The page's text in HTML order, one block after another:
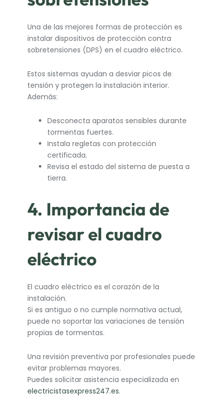
Una de las mejores formas de protección es
instalar dispositivos de protección contra
sobretensiones (DPS) en el cuadro eléctrico.
Estos sistemas ayudan a desviar picos de
tensión y protegen la instalación interior.
Además:
Desconecta aparatos sensibles durante
tormentas fuertes.
Instala regletas con protección
certificada.
Revisa el estado del sistema de puesta a
tierra.
4. Importancia de
revisar el cuadro
eléctrico
El cuadro eléctrico es el corazón de la
instalación.
Si es antiguo o no cumple normativa actual,
puede no soportar las variaciones de tensión
propias de tormentas.
Una revisión preventiva por profesionales puede
evitar problemas mayores.
Puedes solicitar asistencia especializada en
electricistasexpress247.es.